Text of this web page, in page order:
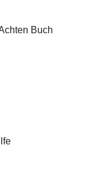
Buch